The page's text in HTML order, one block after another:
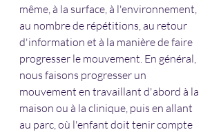
même, à la surface, à l'environnement,
au nombre de répétitions, au retour
d'information et à la manière de faire
progresser le mouvement. En général,
nous faisons progresser un
mouvement en travaillant d'abord à la
maison ou à la clinique, puis en allant
au parc, où l'enfant doit tenir compte